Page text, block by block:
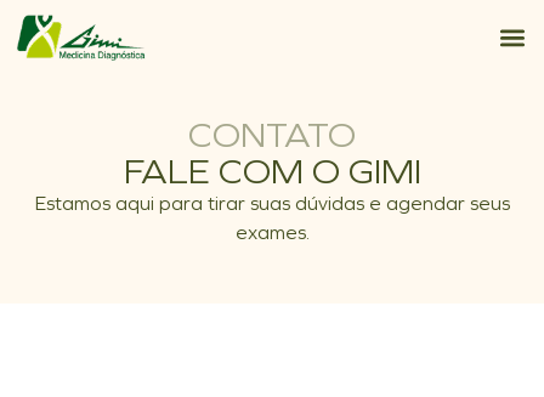
CONTATO
FALE COM O GIMI
Estamos aqui para tirar suas dúvidas e agendar seus
exames.